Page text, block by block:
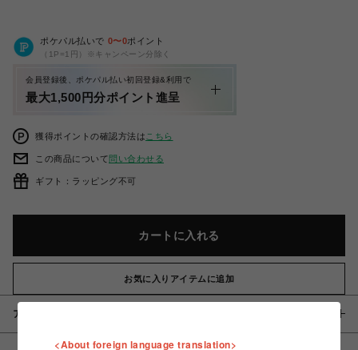
ポケパル払いで 0〜0ポイント
（1P=1円）※キャンペーン分除く
会員登録後、ポケパル払い初回登録&利用で
最大1,500円分ポイント進呈
獲得ポイントの確認方法は こちら
この商品について問い合わせる
ギフト：ラッピング不可
カートに入れる
お気に入りアイテムに追加
アイテム説明 / 素材
<About foreign language translation>